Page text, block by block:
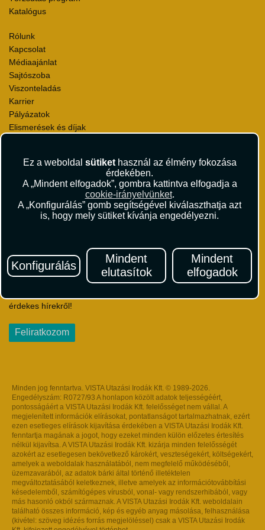
Ez a weboldal sütikethasznál az élmény fokozása
érdekében.
A „Mindent elfogadok”, gombra kattintva elfogadja a
cookie-irányelvünket.
A „Konfigurálás” gomb segítségével kiválaszthatja azt
is, hogy mely sütiket kívánja engedélyezni.
Konfigurálás
Mindent
elutasítok
Mindent
elfogadok
Katalógus
Rólunk
Kapcsolat
Médiaajánlat
Sajtószoba
Viszonteladás
Karrier
Pályázatok
Elismerések és díjak
Utazási Csomag Szerződési Feltételek
Útlemondás-biztosítás Szerződési Feltételek
Utasbiztosítás Szerződési Feltételek
Repülőjegy Szerződési Feltételek
Adatvédelem
Hírlevél
Iratkozzon fel Magyarország egyik legszínesebb utazási
érdekes hírekről!
Feliratkozom
Minden jog fenntartva. VISTA Utazási Irodák Kft. © 1989-2026.
Engedélyszám: R0727/93 A honlapon közölt adatok teljességéért,
pontosságáért a VISTA Utazási Irodák Kft. felelősséget nem vállal. A
megjelenített információk elírásokat, pontatlanságot tartalmazhatnak, ezért
ezen esetleges elírások kijavítása érdekében a VISTA Utazási Irodák Kft.
fenntartja magának a jogot, hogy ezeket minden külön előzetes értesítés
nélkül kijavítsa. A VISTA Utazási Irodák Kft. kizárja minden felelősségét
azokért az esetlegesen bekövetkező károkért, veszteségekért, költségekért,
amelyek a weboldalak használatából, nem megfelelő működéséből,
üzemzavarából, az adatok bárki által történő illetéktelen
megváltoztatásából keletkeznek, illetve amelyek az információtovábbítási
késedelemből, számítógépes vírusból, vonal- vagy rendszerhibából, vagy
más hasonló okból származnak. A VISTA Utazási Irodák Kft. weboldalain
található összes információ, kép és egyéb anyag másolása, felhasználása
(kivétel: szöveg idézés forrás megjelöléssel) csak a VISTA Utazási Irodák